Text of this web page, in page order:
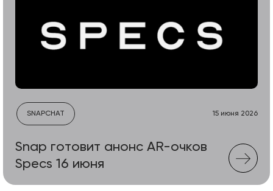
SNAPCHAT 15 июня 2026
Snap готовит анонс AR-очков
Specs 16 июня